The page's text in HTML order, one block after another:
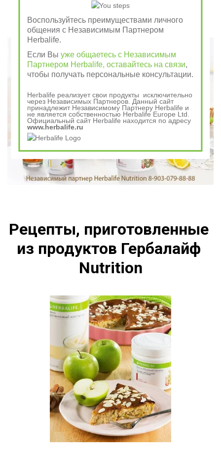
Говорили в древности
Рецепты, приготовленные
из продуктов Гербалайф
Nutrition
Воспользуйтесь преимуществами личного
общения с Независимым Партнером
Herbalife.
Если Выуже общаетесь с Независимым
Партнером Herbalife, оставайтесь на связи,
чтобы получать персональные консультации.
Herbalife реализует свои продукты исключительно
через Независимых Партнеров. Данный сайт
принадлежит Независимому Партнеру Herbalife и
не является собственностью Herbalife Europe Ltd.
Официальный сайт Herbalife находится по адресу
www.herbalife.ru